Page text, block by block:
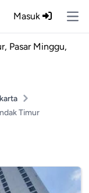
Masuk
Pasar Minggu,
Timur